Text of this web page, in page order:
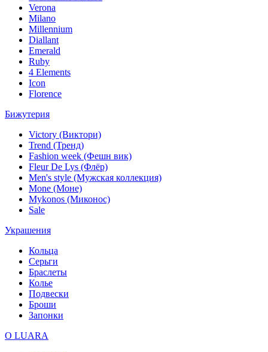
Verona
Milano
Millennium
Diallant
Emerald
Ruby
4 Elements
Icon
Florence
Бижутерия
Victory (Виктори)
Trend (Тренд)
Fashion week (Фешн вик)
Fleur De Lys (Флёр)
Men's style (Мужская коллекция)
Mone (Моне)
Mykonos (Миконос)
Sale
Украшения
Кольца
Серьги
Браслеты
Колье
Подвески
Броши
Запонки
О LUARA